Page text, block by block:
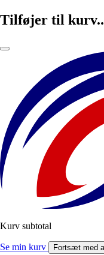
Tilføjer til
Kurv subtotal
Se min kurv Fortsæt med